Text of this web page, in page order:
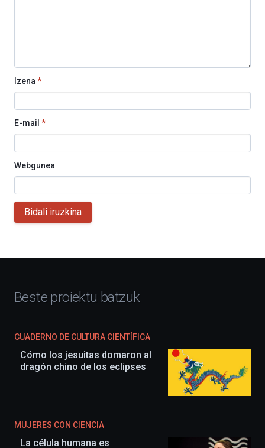
Izena *
E-mail *
Webgunea
Bidali iruzkina
Beste proiektu batzuk
CUADERNO DE CULTURA CIENTÍFICA
Cómo los jesuitas domaron al
dragón chino de los eclipses
MUJERES CON CIENCIA
La célula humana es